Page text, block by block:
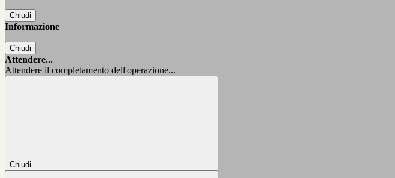
Chiudi
Informazione
Chiudi
Attendere...
Attendere il completamento dell'operazione...
Chiudi